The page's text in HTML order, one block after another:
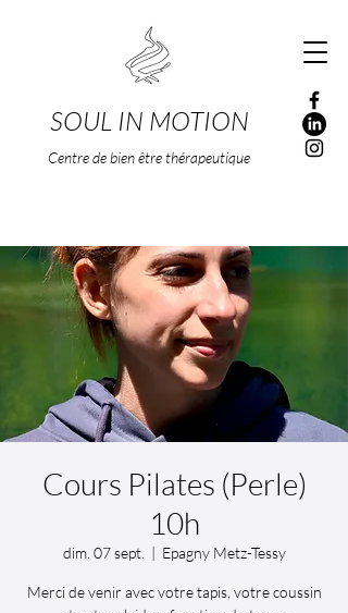
SOUL IN MOTION
Centre de bien être thérapeutique
Cours Pilates (Perle)
10h
dim. 07 sept.
  |
Epagny Metz-Tessy
Merci de venir avec votre tapis, votre coussin